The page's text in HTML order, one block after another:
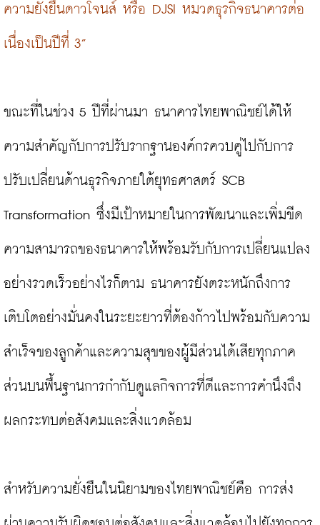
ความยั่งยืนดาวโจนส์ หรือ DJSI หมวดธุรกิจธนาคารต่อ
เนื่องเป็นปีที่ 3”
ขณะที่ในช่วง 5 ปีที่ผ่านมา ธนาคารไทยพาณิชย์ได้ให้
ความสำคัญกับการปรับรากฐานองค์กรควบคู่ไปกับการ
ปรับเปลี่ยนด้านธุรกิจภายใต้ยุทธศาสตร์ SCB
Transformation ซึ่งมีเป้าหมายในการพัฒนาและเพิ่มขีด
ความสามารถของธนาคารให้พร้อมรับกับการเปลี่ยนแปลง
อย่างรวดเร็วอย่างไรก็ตาม ธนาคารยังตระหนักถึงการ
เติบโตอย่างมั่นคงในระยะยาวที่ต้องก้าวไปพร้อมกับความ
สำเร็จของลูกค้าและความสุขของผู้มีส่วนได้เสียทุกภาค
ส่วนบนพื้นฐานการกำกับดูแลกิจการที่ดีและการคำนึงถึง
ผลกระทบต่อสังคมและสิ่งแวดล้อม
สำหรับความยั่งยืนในนิยามของไทยพาณิชย์คือ การส่ง